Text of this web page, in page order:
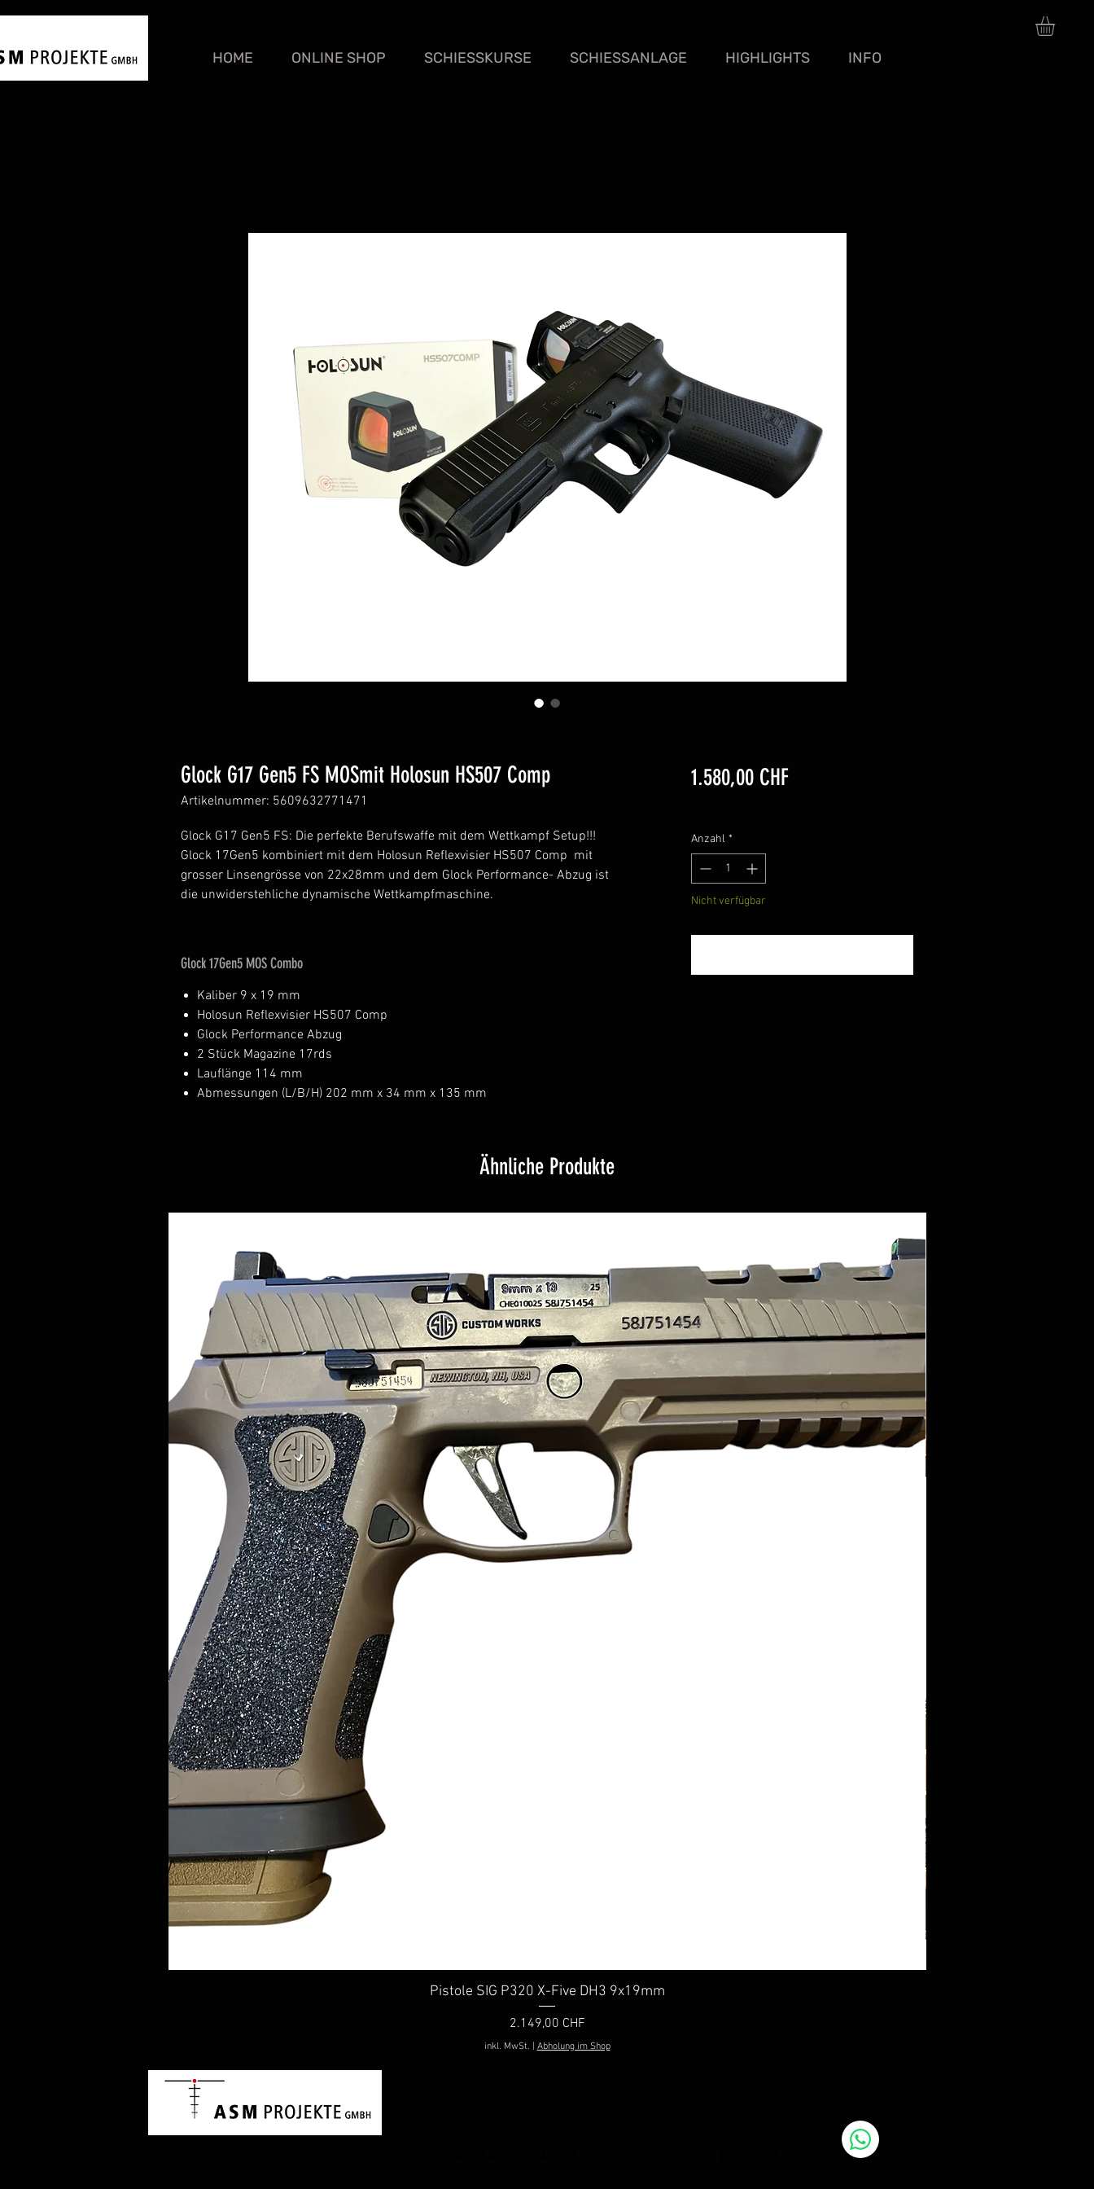
HOME ONLINE SHOP SCHIESSKURSE SCHIESSANLAGE HIGHLIGHTS INFO
Glock G17 Gen5 FS MOSmit Holosun HS507 Comp
Artikelnummer: 5609632771471
Glock G17 Gen5 FS: Die perfekte Berufswaffe mit dem Wettkampf Setup!!!
Glock 17Gen5 kombiniert mit dem Holosun Reflexvisier HS507 Comp mit
grosser Linsengrösse von 22x28mm und dem Glock Performance- Abzug ist
die unwiderstehliche dynamische Wettkampfmaschine.
Glock 17Gen5 MOS Combo
Kaliber 9 x 19 mm
Holosun Reflexvisier HS507 Comp
Glock Performance Abzug
2 Stück Magazine 17rds
Lauflänge 114 mm
Abmessungen (L/B/H) 202 mm x 34 mm x 135 mm
1.580,00 CHFPreis
Anzahl *
Nicht verfügbar
Ähnliche Produkte
Schnellansicht
Pistole SIG P320 X-Five DH3 9x19mm
Preis
2.149,00 CHF
inkl. MwSt. Abholung im Shop